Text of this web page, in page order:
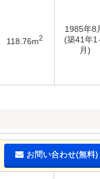
118.76m2
1985年8
(築41年1
月)
お問い合わせ(無料)